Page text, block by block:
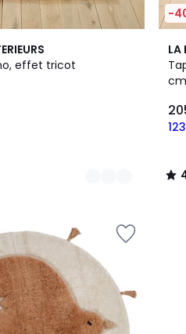
effet tricot
-
LA
cm
/
/